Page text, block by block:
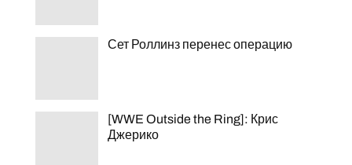
Сет Роллинз перенес операцию
[WWE Outside the Ring]: Крис
Джерико